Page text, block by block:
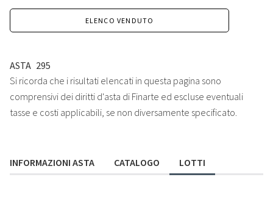
ELENCO VENDUTO
ASTA 295
Si ricorda che i risultati elencati in questa pagina sono
comprensivi dei diritti d'asta di Finarte ed escluse eventuali
tasse e costi applicabili, se non diversamente specificato.
INFORMAZIONI ASTA CATALOGO LOTTI